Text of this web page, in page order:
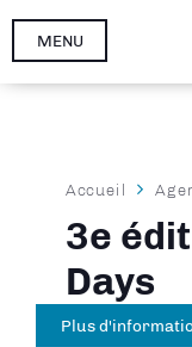
Aller
MENU
Fil
d'Ariane
Accueil
3e
Days
Plus